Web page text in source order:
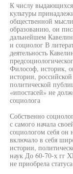
К числу
культуры
общественной
образованию, ои
дальнейшем
и социолог В
деятельность
Философ, историк,
истории,
политической
«ипостасей» не
социолога
Собственно
с самого начала
социологом себя он
включало в себя
истории,
наук До 60-70-х гг
не приобрела